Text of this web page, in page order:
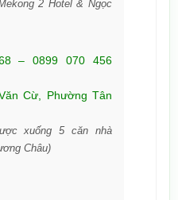
2 Hotel & Ngọc
– 0899 070 456
Cừ, Phường Tân
xuống 5 căn nhà
Châu)